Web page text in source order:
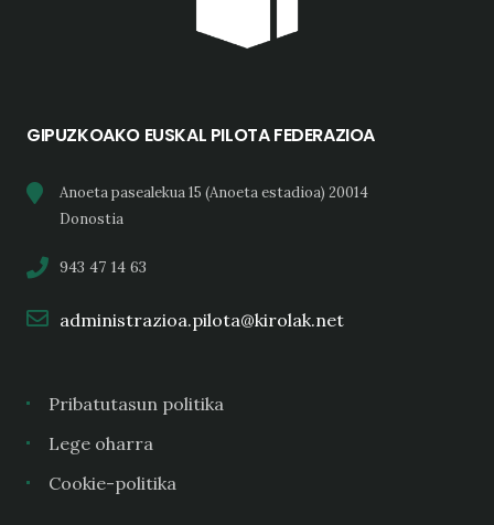
GIPUZKOAKO EUSKAL PILOTA FEDERAZIOA
Anoeta pasealekua 15 (Anoeta estadioa) 20014
Donostia
943 47 14 63
administrazioa.pilota@kirolak.net
Pribatutasun politika
Lege oharra
Cookie-politika